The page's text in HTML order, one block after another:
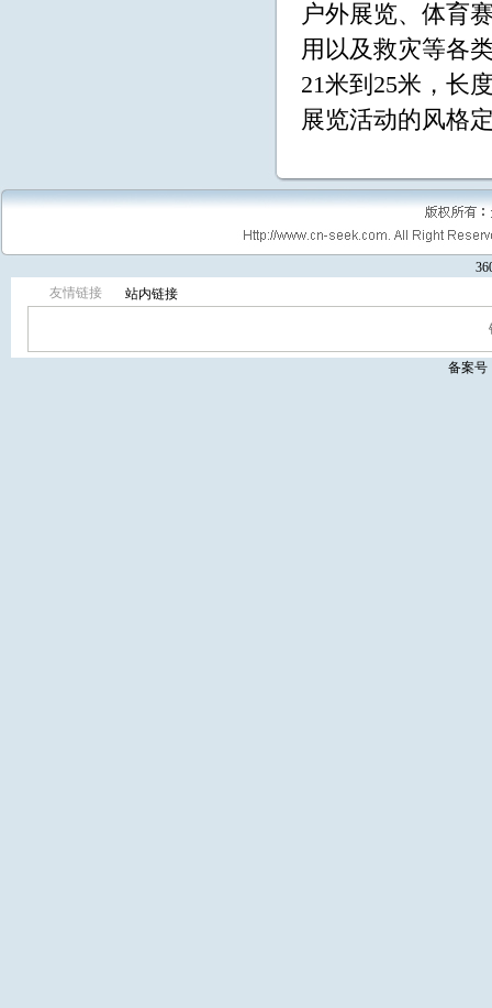
户外展览、体育
用以及救灾等各
21米到25米，长
展览活动的风格
友情链接
站内链接
备案号